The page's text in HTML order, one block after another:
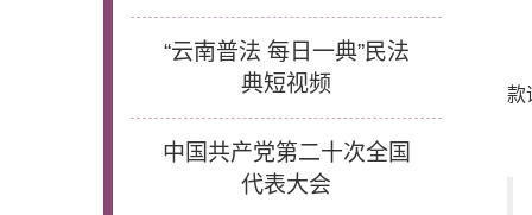
“云南普法 每日一典”民法
典短视频
中国共产党第二十次全国
代表大会
款